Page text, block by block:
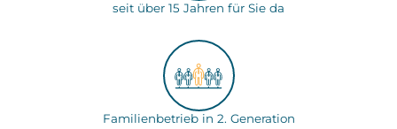
seit über 15 Jahren für Sie da
Familienbetrieb in 2. Generation